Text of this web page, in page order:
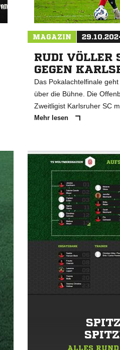
MAGAZIN
RUDI VÖLLER
GEGEN
Das Pokalachtelfinale
über die Bühne. Die
Zweitligist Karlsruher SC
Mehr lesen
ALLES